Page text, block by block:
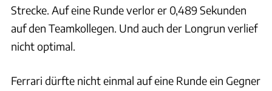
Strecke. Auf eine Runde verlor er 0,489 Sekunden
auf den Teamkollegen. Und auch der Longrun verlief
nicht optimal.
Ferrari dürfte nicht einmal auf eine Runde ein Gegner